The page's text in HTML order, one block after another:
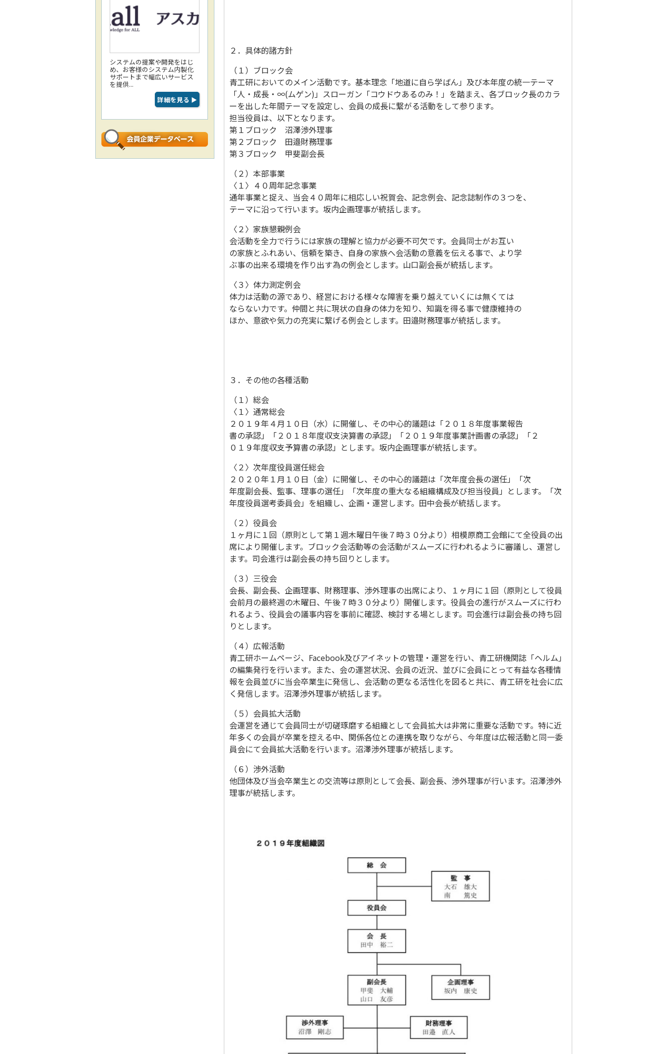
システムの提案や開発をはじ
め、お客様のシステム内製化
サポートまで幅広いサービス
を提供...
詳細を見る ▶
２．具体的諸方針
（１）ブロック会
青工研においてのメイン活動です。基本理念「地道に自ら学ばん」及び本年度の統一テーマ
「人・成長・∞(ムゲン)」スローガン「コウドウあるのみ！」を踏まえ、各ブロック長のカラ
ーを出した年間テーマを設定し、会員の成長に繋がる活動をして参ります。
担当役員は、以下となります。
第１ブロック 沼澤渉外理事
第２ブロック 田邉財務理事
第３ブロック 甲斐副会長
（２）本部事業
〈１〉４０周年記念事業
通年事業と捉え、当会４０周年に相応しい祝賀会、記念例会、記念誌制作の３つを、
テーマに沿って行います。坂内企画理事が統括します。
〈２〉家族懇親例会
会活動を全力で行うには家族の理解と協力が必要不可欠です。会員同士がお互い
の家族とふれあい、信頼を築き、自身の家族へ会活動の意義を伝える事で、より学
ぶ事の出来る環境を作り出す為の例会とします。山口副会長が統括します。
〈３〉体力測定例会
体力は活動の源であり、経営における様々な障害を乗り越えていくには無くては
ならない力です。仲間と共に現状の自身の体力を知り、知識を得る事で健康維持の
ほか、意欲や気力の充実に繋げる例会とします。田邉財務理事が統括します。
３．その他の各種活動
（１）総会
〈１〉通常総会
２０１９年４月１０日（水）に開催し、その中心的議題は「２０１８年度事業報告
書の承認」「２０１８年度収支決算書の承認」「２０１９年度事業計画書の承認」「２
０１９年度収支予算書の承認」とします。坂内企画理事が統括します。
〈２〉次年度役員選任総会
２０２０年１月１０日（金）に開催し、その中心的議題は「次年度会長の選任」「次
年度副会長、監事、理事の選任」「次年度の重大なる組織構成及び担当役員」とします。「次
年度役員選考委員会」を組織し、企画・運営します。田中会長が統括します。
（２）役員会
１ヶ月に１回（原則として第１週木曜日午後７時３０分より）相模原商工会館にて全役員の出
席により開催します。ブロック会活動等の会活動がスムーズに行われるように審議し、運営し
ます。司会進行は副会長の持ち回りとします。
（３）三役会
会長、副会長、企画理事、財務理事、渉外理事の出席により、１ヶ月に１回（原則として役員
会前月の最終週の木曜日、午後７時３０分より）開催します。役員会の進行がスムーズに行わ
れるよう、役員会の議事内容を事前に確認、検討する場とします。司会進行は副会長の持ち回
りとします。
（４）広報活動
青工研ホームページ、Facebook及びアイネットの管理・運営を行い、青工研機関誌「ヘルム」
の編集発行を行います。また、会の運営状況、会員の近況、並びに会員にとって有益な各種情
報を会員並びに当会卒業生に発信し、会活動の更なる活性化を図ると共に、青工研を社会に広
く発信します。沼澤渉外理事が統括します。
（５）会員拡大活動
会運営を通じて会員同士が切磋琢磨する組織として会員拡大は非常に重要な活動です。特に近
年多くの会員が卒業を控える中、関係各位との連携を取りながら、今年度は広報活動と同一委
員会にて会員拡大活動を行います。沼澤渉外理事が統括します。
（６）渉外活動
他団体及び当会卒業生との交流等は原則として会長、副会長、渉外理事が行います。沼澤渉外
理事が統括します。